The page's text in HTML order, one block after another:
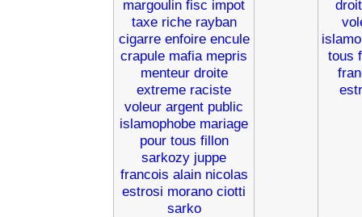
margoulin fisc impot
taxe riche rayban
cigarre enfoire encule
crapule mafia mepris
menteur droite
extreme raciste
voleur argent public
islamophobe mariage
pour tous fillon
sarkozy juppe
francois alain nicolas
estrosi morano ciotti
sarko
tous